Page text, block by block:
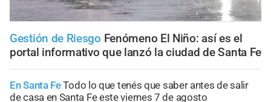
Gestión de Riesgo Fenómeno El Niño: así es el
portal informativo que lanzó la ciudad de Santa Fe
En Santa FeTodo lo que tenés que saber antes de salir
de casa en Santa Fe este viernes 7 de agosto